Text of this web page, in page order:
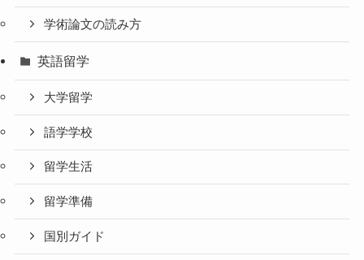
学術論文の読み方
英語留学
大学留学
語学学校
留学生活
留学準備
国別ガイド